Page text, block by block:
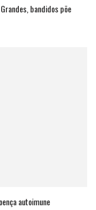
bandidos põe
autoimune